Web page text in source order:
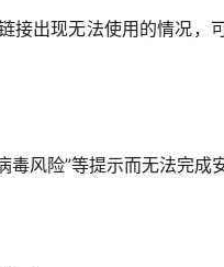
接出现无法使用的情况，
毒风险”等提示而无法完成